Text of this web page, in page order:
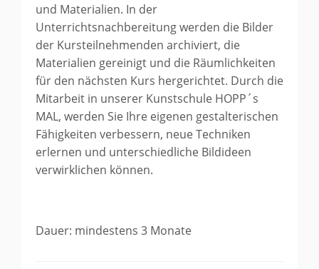
und Materialien. In der
Unterrichtsnachbereitung werden die Bilder
der Kursteilnehmenden archiviert, die
Materialien gereinigt und die Räumlichkeiten
für den nächsten Kurs hergerichtet. Durch die
Mitarbeit in unserer Kunstschule HOPP´s
MAL, werden Sie Ihre eigenen gestalterischen
Fähigkeiten verbessern, neue Techniken
erlernen und unterschiedliche Bildideen
verwirklichen können.
Dauer: mindestens 3 Monate